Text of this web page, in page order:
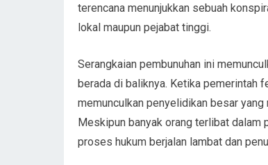
terencana menunjukkan sebuah
lokal maupun pejabat tinggi.
Serangkaian pembunuhan ini
berada di baliknya. Ketika pemerintah
memunculkan penyelidikan besar
Meskipun banyak orang terlibat dalam
proses hukum berjalan lambat dan